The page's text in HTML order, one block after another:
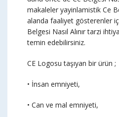
makaleler yayinlamistik Ce
alanda faaliyet gösterenler
Belgesi Nasıl Alınır tarzi
temin edebilirsiniz.
CE Logosu taşıyan bir ürün ;
• İnsan emniyeti,
• Can ve mal emniyeti,